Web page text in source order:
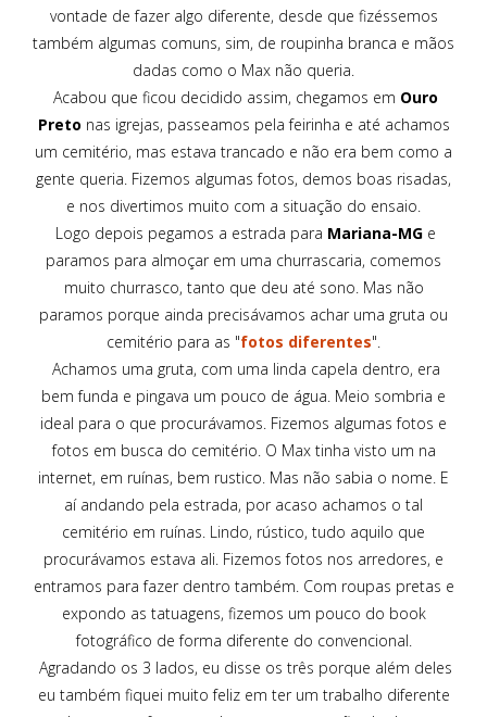
vontade de fazer algo diferente, desde que fizéssemos
também algumas comuns, sim, de roupinha branca e mãos
dadas como o Max não queria.
Acabou que ficou decidido assim, chegamos em Ouro
Preto nas igrejas, passeamos pela feirinha e até achamos
um cemitério, mas estava trancado e não era bem como a
gente queria. Fizemos algumas fotos, demos boas risadas,
e nos divertimos muito com a situação do ensaio.
Logo depois pegamos a estrada para Mariana-MG e
paramos para almoçar em uma churrascaria, comemos
muito churrasco, tanto que deu até sono. Mas não
paramos porque ainda precisávamos achar uma gruta ou
cemitério para as "fotos diferentes".
Achamos uma gruta, com uma linda capela dentro, era
bem funda e pingava um pouco de água. Meio sombria e
ideal para o que procurávamos. Fizemos algumas fotos e
fotos em busca do cemitério. O Max tinha visto um na
internet, em ruínas, bem rustico. Mas não sabia o nome. E
aí andando pela estrada, por acaso achamos o tal
cemitério em ruínas. Lindo, rústico, tudo aquilo que
procurávamos estava ali. Fizemos fotos nos arredores, e
entramos para fazer dentro também. Com roupas pretas e
expondo as tatuagens, fizemos um pouco do book
fotográfico de forma diferente do convencional.
Agradando os 3 lados, eu disse os três porque além deles
eu também fiquei muito feliz em ter um trabalho diferente